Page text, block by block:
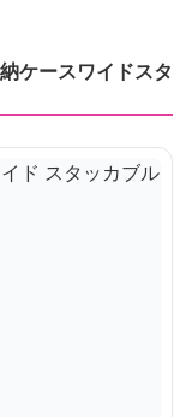
ケースワイドスタ